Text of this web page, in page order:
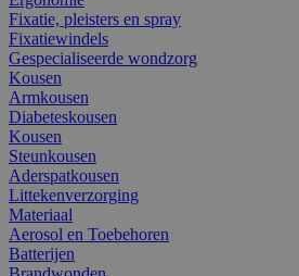
Fixatie, pleisters en spray
Fixatiewindels
Gespecialiseerde wondzorg
Kousen
Armkousen
Diabeteskousen
Kousen
Steunkousen
Aderspatkousen
Littekenverzorging
Materiaal
Aerosol en Toebehoren
Batterijen